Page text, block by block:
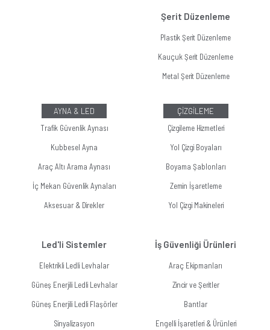
Şerit Düzenleme
Plastik Şerit Düzenleme
Kauçuk Şerit Düzenleme
Metal Şerit Düzenleme
AYNA & LED
Trafik Güvenlik Aynası
Kubbesel Ayna
Araç Altı Arama Aynası
İç Mekan Güvenlik Aynaları
Aksesuar & Direkler
Led'li Sistemler
Elektrikli Ledli Levhalar
Güneş Enerjili Ledli Levhalar
Güneş Enerjili Ledli Flaşörler
Sinyalizasyon
ÇİZGİLEME
Çizgileme Hizmetleri
Yol Çizgi Boyaları
Boyama Şablonları
Zemin İşaretleme
Yol Çizgi Makineleri
İş Güvenliği Ürünleri
Araç Ekipmanları
Zincir ve Şeritler
Bantlar
Engelli İşaretleri & Ürünleri